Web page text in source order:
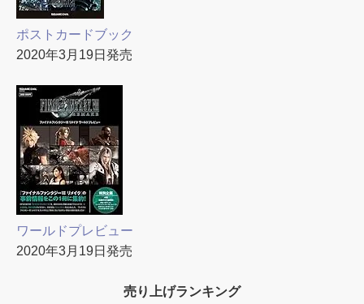
ポストカードブック
2020年3月19日発売
ワールドプレビュー
2020年3月19日発売
売り上げランキング